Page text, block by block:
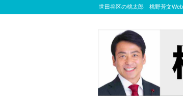
世田谷区の桃太郎 桃野芳文